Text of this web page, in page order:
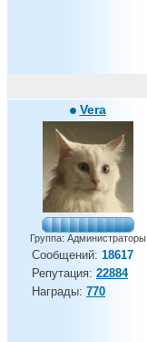
Vera
Группа: Администраторы
Сообщений: 18617
Репутация: 22884
Награды: 770